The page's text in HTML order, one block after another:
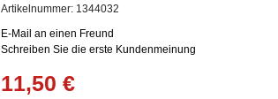
Artikelnummer: 1344032
E-Mail an einen Freund
Schreiben Sie die erste Kundenmeinung
11,50 €